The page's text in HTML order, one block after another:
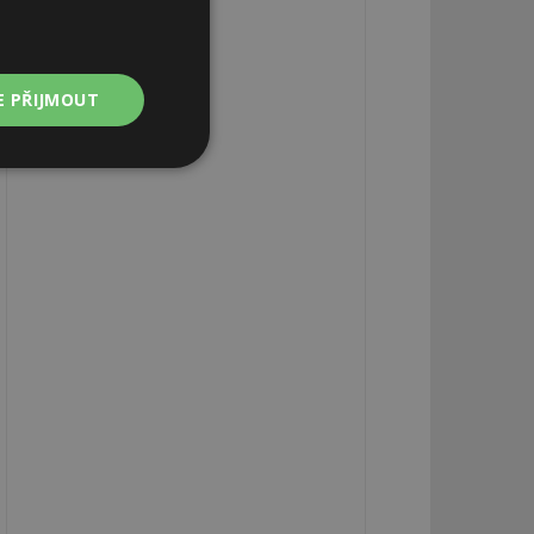
PŘIJMOUT
Nezařazené
správa účtu.
informoval
do